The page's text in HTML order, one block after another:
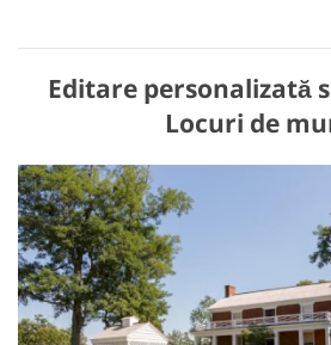
Editare personalizată
Locuri de